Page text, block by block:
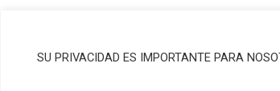
La campaña alcanza nueve años
SU PRIVACIDAD ES IMPORTANTE PARA